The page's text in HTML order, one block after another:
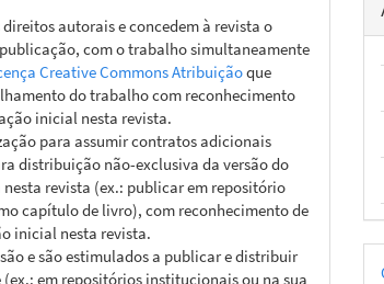
autorais e concedem à revista o
com o trabalho simultaneamente
Creative Commons Atribuiçãoque
do trabalho com reconhecimento
inicial nesta revista.
para assumir contratos adicionais
distribuição não-exclusiva da versão do
revista (ex.: publicar em repositório
capítulo de livro), com reconhecimento de
inicial nesta revista.
e são estimulados a publicar e distribuir
em repositórios institucionais ou na sua